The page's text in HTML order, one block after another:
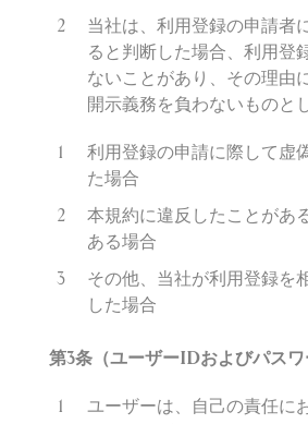
当社は、利用登録の申請者
ると判断した場合、利用登
ないことがあり、その理由
開示義務を負わないものと
利用登録の申請に際して虚
た場合
本規約に違反したことがあ
ある場合
その他、当社が利用登録を
した場合
第3条（ユーザーIDおよびパスワ
ユーザーは、自己の責任に